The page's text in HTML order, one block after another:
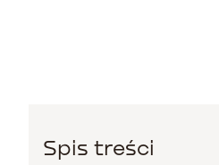
Spis treści